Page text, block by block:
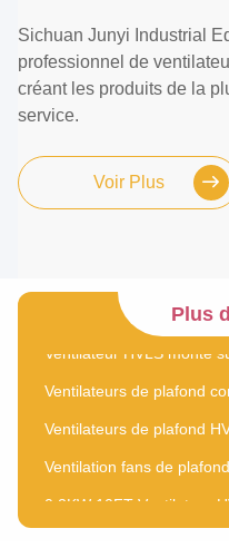
Sichuan Junyi Industrial
professionnel de
créant les produits de la
service.
Voir Plus
Plus
Ventilateur de plafond
0.2KW 10FT Ventilateur